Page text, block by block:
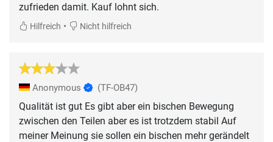
zufrieden damit. Kauf lohnt sich.
Hilfreich • Nicht hilfreich
Anonymous (TF-OB47)
Qualität ist gut Es gibt aber ein bischen Bewegung
zwischen den Teilen aber es ist trotzdem stabil Auf
meiner Meinung sie sollen ein bischen mehr gerändelt